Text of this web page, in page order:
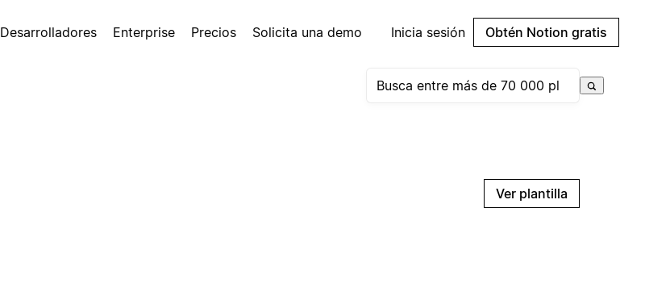
Desarrolladores Enterprise Precios Solicita una demo Inicia sesión Obtén Notion gratis
Ver plantilla